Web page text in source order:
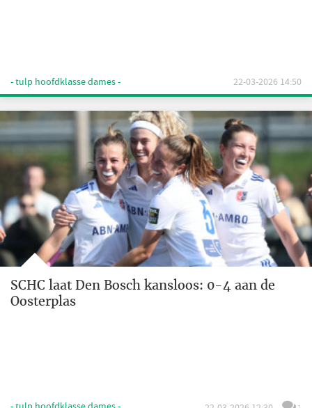
- tulp hoofdklasse dames - 22-03-2026 14:50
SCHC laat Den Bosch kansloos: 0-4 aan de
Oosterplas